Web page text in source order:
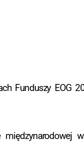
Funduszy EOG